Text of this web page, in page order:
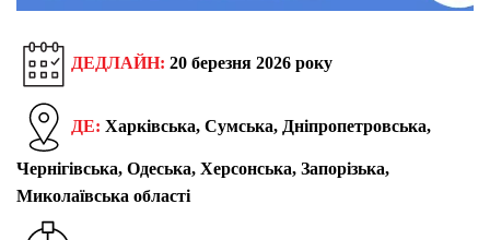
ДЕДЛАЙН: 20 березня 2026 року
ДЕ: Харківська, Сумська, Дніпропетровська,
Чернігівська, Одеська, Херсонська, Запорізька,
Миколаївська області